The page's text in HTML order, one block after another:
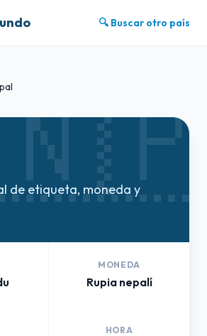
🔍 Buscar otro país
de etiqueta, moneda y
MONEDA
Rupia nepalí
HORA